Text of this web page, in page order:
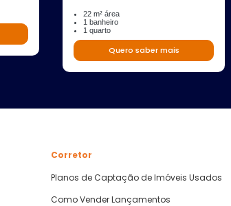
22 m² área
1 banheiro
1 quarto
Quero saber mais
Corretor
Planos de Captação de Imóveis Usados
Como Vender Lançamentos